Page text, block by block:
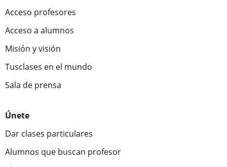
Acceso profesores
Acceso a alumnos
Misión y visión
Tusclases en el mundo
Sala de prensa
Únete
Dar clases particulares
Alumnos que buscan profesor